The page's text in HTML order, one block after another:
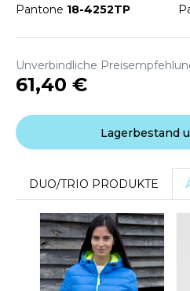
MORNING STUDIOS
SEGURIDAD
DUICK
Pantone 18-4252TP
Unverbindliche
61,40 €
Lagerbestand
DUO/TRIO PRODUKTE